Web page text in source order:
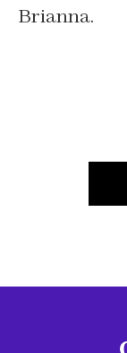
Brianna.